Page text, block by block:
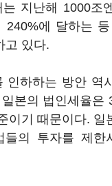
는 지난해 1000조
240%에 달하는
고 있다.
인하하는 방안 역
본의 법인세율은
이기 때문이다. 일
들의 투자를 제한